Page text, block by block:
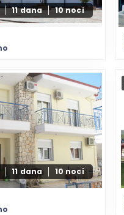
11 dana 10 noci
11 dana 10 noci